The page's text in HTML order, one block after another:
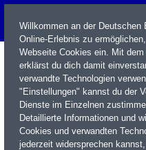
Name / WKN / ISIN / Kürzel
Willkommen an der
Online-Erlebnis zu
Webseite Cookies ein. Mit
erklärst du dich damit
verwandte Technologien
"Einstellungen" kannst du der
Dienste im Einzelnen
Detaillierte Informationen und
Cookies und verwandten
jederzeit widersprechen